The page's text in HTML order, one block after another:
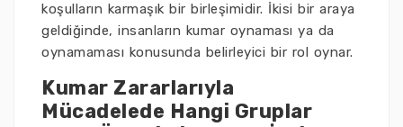
koşulların karmaşık bir birleşimidir. İkisi bir araya
geldiğinde, insanların kumar oynaması ya da
oynamaması konusunda belirleyici bir rol oynar.
Kumar Zararlarıyla
Mücadelede Hangi Gruplar